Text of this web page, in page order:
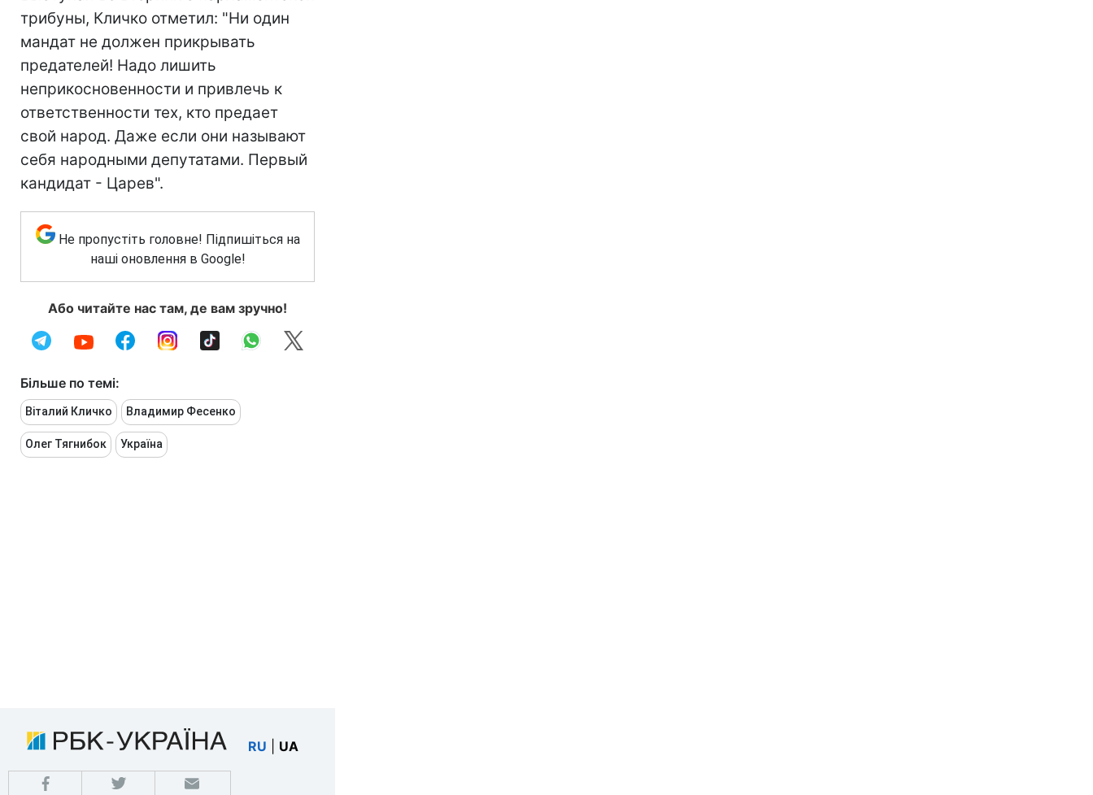
трибуны, Кличко отметил: "Ни один
мандат не должен прикрывать
предателей! Надо лишить
неприкосновенности и привлечь к
ответственности тех, кто предает
свой народ. Даже если они называют
себя народными депутатами. Первый
кандидат - Царев".
Не пропустіть головне! Підпишіться на
наші оновлення в Google!
Або читайте нас там, де вам зручно!
Більше по темі:
Віталий Кличко Владимир Фесенко
Олег Тягнибок Україна
RU UA